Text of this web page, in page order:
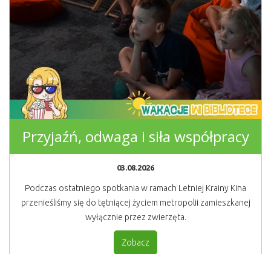
Przyjaźń, odwaga i siła współpracy
03.08.2026
Podczas ostatniego spotkania w ramach Letniej Krainy Kina
przenieśliśmy się do tętniącej życiem metropolii zamieszkanej
wyłącznie przez zwierzęta.
Zobacz